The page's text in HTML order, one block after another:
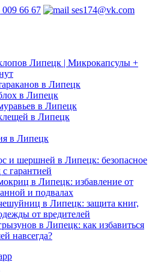
66 67
ses174@vk.com
Липецк | Микрокапсулы +
в Липецк
в Липецк
в Липецк
в Липецк
в Липецк
и шершней в Липецк: безопасное
с гарантией
в Липецк: избавление от
и подвалах
в Липецк: защита книг,
от вредителей
в Липецк: как избавиться
навсегда?